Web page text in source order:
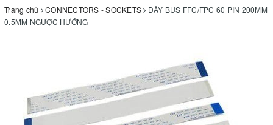
Trang chủ CONNECTORS - SOCKETS
DÂY BUS FFC/FPC 60 PIN 200MM
0.5MM NGƯỢC HƯỚNG